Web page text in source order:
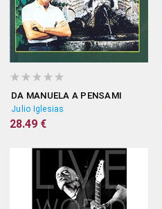
DA MANUELA A PENSAMI
Julio Iglesias
28.49 €